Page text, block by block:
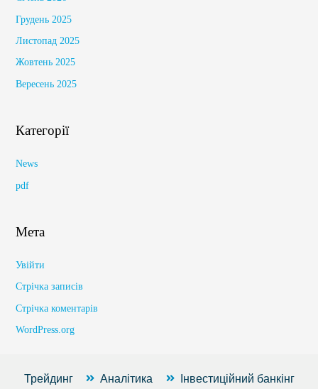
Грудень 2025
Листопад 2025
Жовтень 2025
Вересень 2025
Категорії
News
pdf
Мета
Увійти
Стрічка записів
Стрічка коментарів
WordPress.org
Трейдинг Аналітика Інвестиційний банкінг